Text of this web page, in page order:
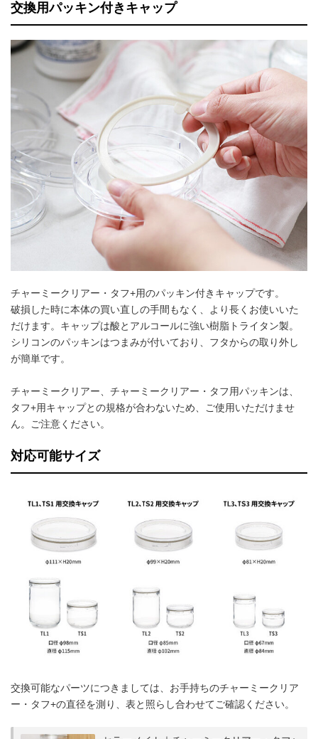
交換用パッキン付きキャップ
チャーミークリアー・タフ+用のパッキン付きキャップです。
破損した時に本体の買い直しの手間もなく、より長くお使いいた
だけます。キャップは酸とアルコールに強い樹脂トライタン製。
シリコンのパッキンはつまみが付いており、フタからの取り外し
が簡単です。
チャーミークリアー、チャーミークリアー・タフ用パッキンは、
タフ+用キャップとの規格が合わないため、ご使用いただけませ
ん。ご注意ください。
対応可能サイズ
交換可能なパーツにつきましては、お手持ちのチャーミークリア
ー・タフ+の直径を測り、表と照らし合わせてご確認ください。